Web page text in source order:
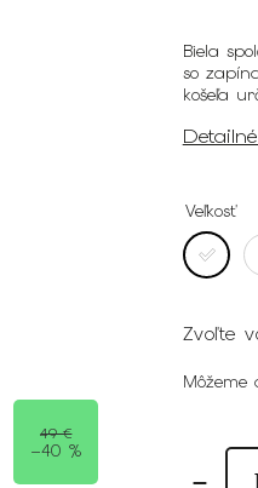
49 €
–40 %
Biela
so
košeľa
Veľkosť
Zvoľte
Môžeme